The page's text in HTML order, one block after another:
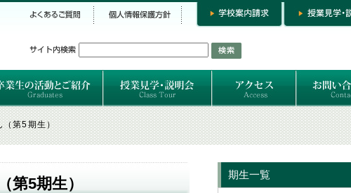
生のご紹介
生の活動 お問い合
専門コー
専門コー
個人セッ
第5期生）
5期生）
期生一覧